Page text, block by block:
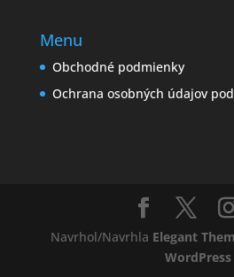
Menu
Obchodné podmienky
Ochrana osobných údajov
Navrhol/Navrhla Elegant
WordPress